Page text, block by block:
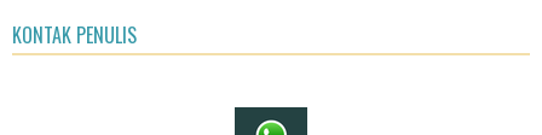
KONTAK PENULIS